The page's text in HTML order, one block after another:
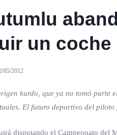
un coche
05/2012
kurdo, que ya no tomó parte
El futuro deportivo del
disputando el Campeonato del